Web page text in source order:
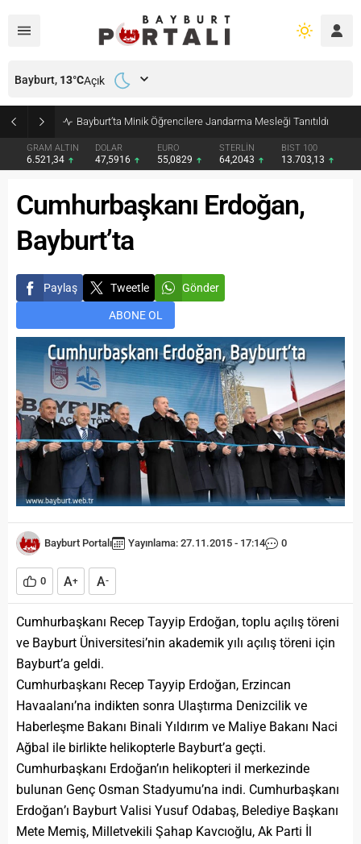
Bayburt’ta Minik Öğrencilere Jandarma Mesleği Tanıtıldı
GRAM ALTIN
6.521,34
DOLAR
47,5916
EURO
55,0829
STERLİN
64,2043
BIST 100
13.703,13
Bayburt, 13°CAçık
Cumhurbaşkanı Erdoğan,
Bayburt’ta
Paylaş Tweetle Gönder
ABONE OL
Bayburt Portalı Yayınlama: 27.11.2015 - 17:14 0
0 A+ A-
Cumhurbaşkanı Recep Tayyip Erdoğan, toplu açılış töreni
ve Bayburt Üniversitesi’nin akademik yılı açılış töreni için
Bayburt’a geldi.
Cumhurbaşkanı Recep Tayyip Erdoğan, Erzincan
Havaalanı’na indikten sonra Ulaştırma Denizcilik ve
Haberleşme Bakanı Binali Yıldırım ve Maliye Bakanı Naci
Ağbal ile birlikte helikopterle Bayburt’a geçti.
Cumhurbaşkanı Erdoğan’ın helikopteri il merkezinde
bulunan Genç Osman Stadyumu’na indi. Cumhurbaşkanı
Erdoğan’ı Bayburt Valisi Yusuf Odabaş, Belediye Başkanı
Mete Memiş, Milletvekili Şahap Kavcıoğlu, Ak Parti İl